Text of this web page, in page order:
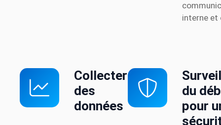
interne et
Collecter
des
données
du
pour